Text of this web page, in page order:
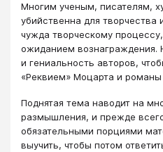
Многим ученым, писателям,
убийственна для
чужда творческому
ожиданием вознаграждения.
и гениальность авторов,
«Реквием» Моцарта и романы
Поднятая тема наводит на
размышления, и прежде
обязательными порциями
выучить, чтобы потом